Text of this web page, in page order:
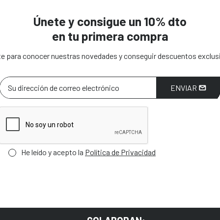
Únete y consigue un 10% dto
en tu primera compra
para conocer nuestras novedades y conseguir descuentos
ENVIAR
He leído y acepto la Política de Privacidad